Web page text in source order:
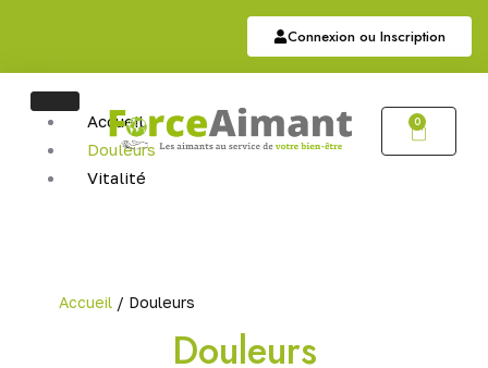
Connexion ou Inscription
Accueil
Douleurs
Vitalité
Sommeil
0
Accueil / Douleurs
Douleurs